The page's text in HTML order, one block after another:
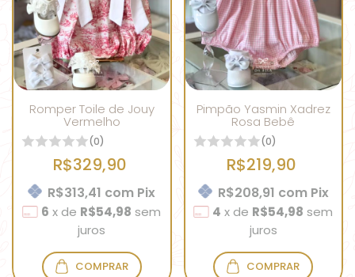
Romper Toile de Jouy
Vermelho
(0)
R$329,90
R$313,41 com Pix
6 x de R$54,98 sem
juros
COMPRAR
Pimpão Yasmin Xadrez
Rosa Bebê
(0)
R$219,90
R$208,91 com Pix
4 x de R$54,98 sem
juros
COMPRAR